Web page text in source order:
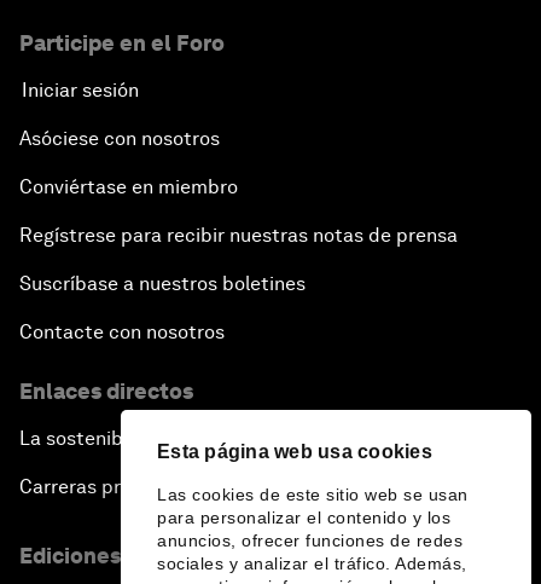
Esta página web usa cookies
Las cookies de este sitio web se usan
para personalizar el contenido y los
anuncios, ofrecer funciones de redes
sociales y analizar el tráfico. Además,
Participe en el Foro
Iniciar sesión
Asóciese con nosotros
Conviértase en miembro
Regístrese para recibir nuestras notas de prensa
Suscríbase a nuestros boletines
Contacte con nosotros
Enlaces directos
La sostenibilidad en el Foro
Carreras profesionales
Ediciones en otros idiomas